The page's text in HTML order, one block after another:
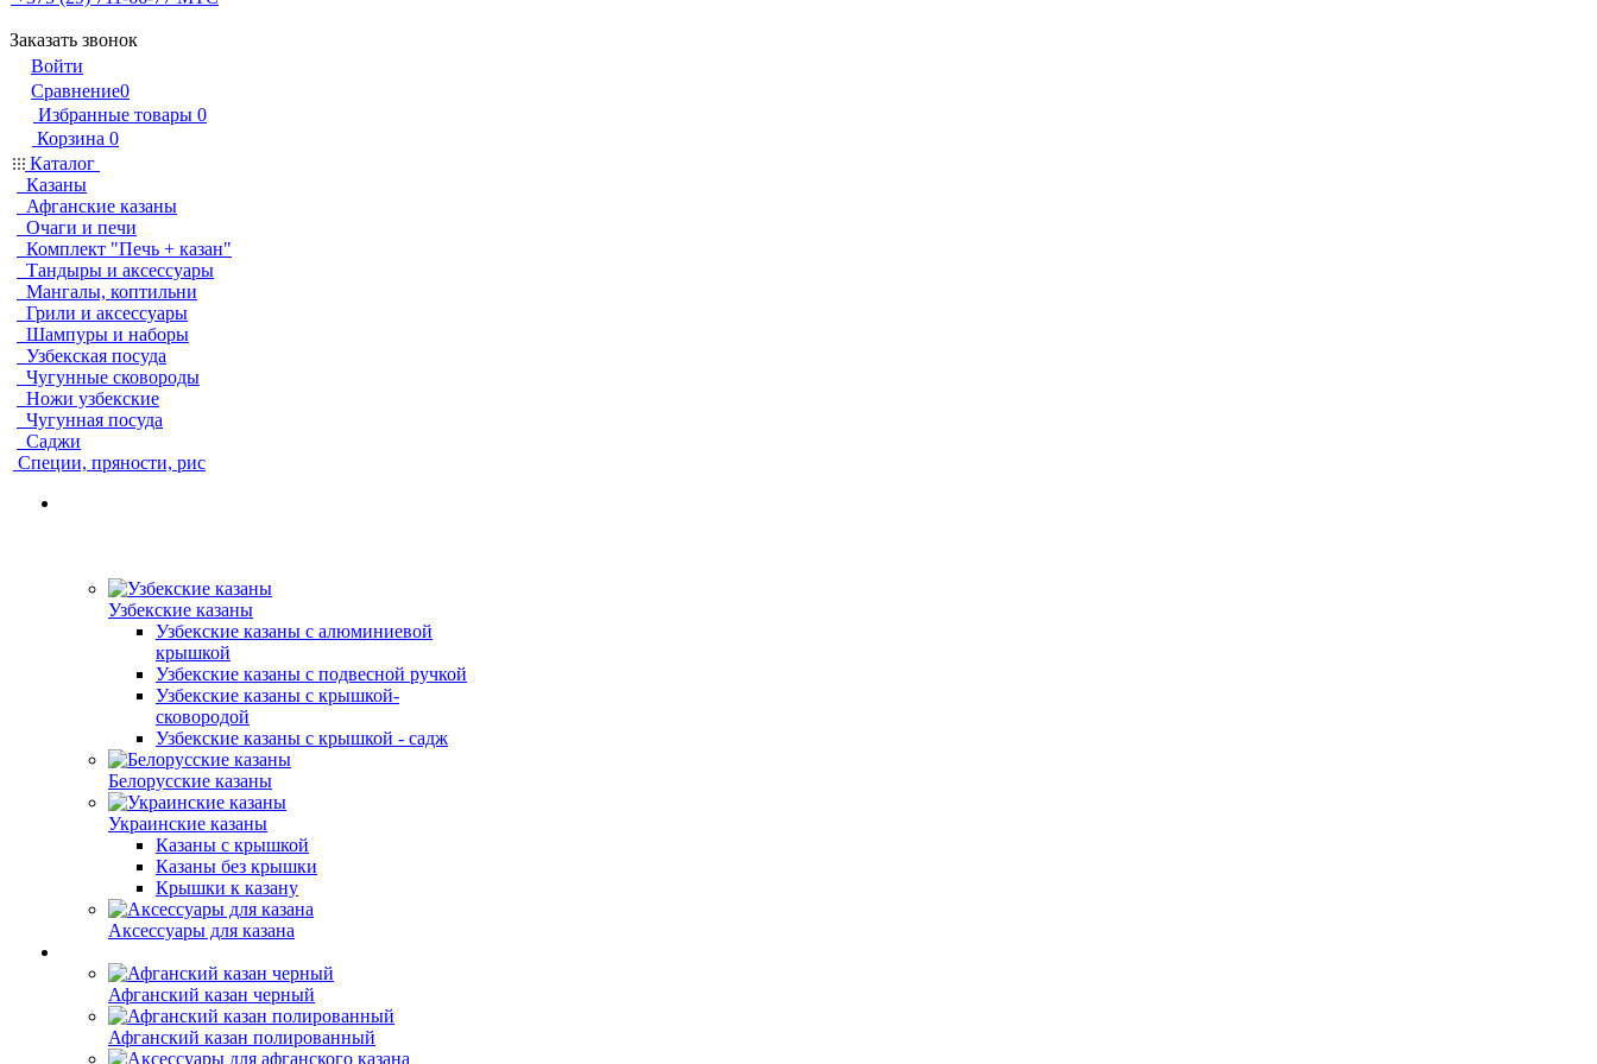
Заказать звонок
Войти
Сравнение0
Избранные товары 0
Корзина 0
Каталог
Казаны
Афганские казаны
Очаги и печи
Комплект "Печь + казан"
Тандыры и аксессуары
Мангалы, коптильни
Грили и аксессуары
Шампуры и наборы
Узбекская посуда
Чугунные сковороды
Ножи узбекские
Чугунная посуда
Саджи
Специи, пряности, рис
Узбекские казаны
Узбекские казаны с алюминиевой
крышкой
Узбекские казаны с подвесной ручкой
Узбекские казаны с крышкой-
сковородой
Узбекские казаны с крышкой - садж
Белорусские казаны
Украинские казаны
Казаны с крышкой
Казаны без крышки
Крышки к казану
Аксессуары для казана
Афганский казан черный
Афганский казан полированный